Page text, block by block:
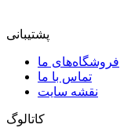
پشتیبانی
فروشگاه‌های ما
تماس با ما
نقشه سایت
کاتالوگ